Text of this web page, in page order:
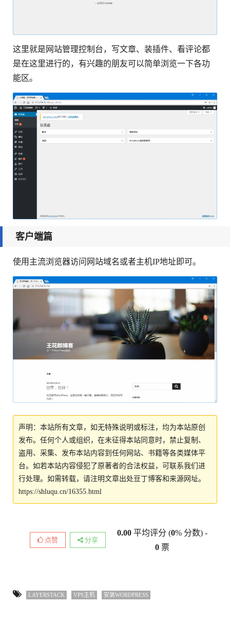
这里就是网站管理控制台，写文章、装插件、看评论都
是在这里进行的，有兴趣的朋友可以简单浏览一下各功
能区。
客户端篇
使用主流浏览器访问网站域名或者主机IP地址即可。
声明：本站所有文章，如无特殊说明或标注，均为本站原创
发布。任何个人或组织，在未征得本站同意时，禁止复制、
盗用、采集、发布本站内容到任何网站、书籍等各类媒体平
台。如若本站内容侵犯了原著者的合法权益，可联系我们进
行处理。如需转载，请注明文章出处豆丁博客和来源网址。
https://shluqu.cn/16355.html
点赞 分享
0.00 平均评分 (0% 分数) -
0 票
LAYERSTACK VPS主机 安装WORDPRESS